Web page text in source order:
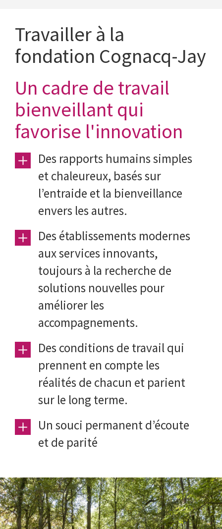
Travailler à la
fondation Cognacq-Jay
Un cadre de travail
bienveillant qui
favorise l'innovation
Des rapports humains simples
et chaleureux, basés sur
l’entraide et la bienveillance
envers les autres.
Des établissements modernes
aux services innovants,
toujours à la recherche de
solutions nouvelles pour
améliorer les
accompagnements.
Des conditions de travail qui
prennent en compte les
réalités de chacun et parient
sur le long terme.
Un souci permanent d’écoute
et de parité